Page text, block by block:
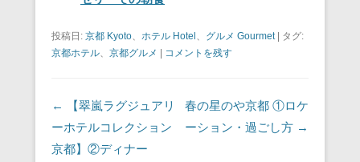
投稿日: 京都 Kyoto、 ホテル Hotel 、 グルメ Gourmet| タグ:
京都ホテル、 京都グルメ コメントを残す
投稿ナビゲーション
←
【翠嵐ラグジュアリ
ーホテルコレクション
京都】②ディナー
春の星のや京都 ①ロケ
ーション・過ごし方 →